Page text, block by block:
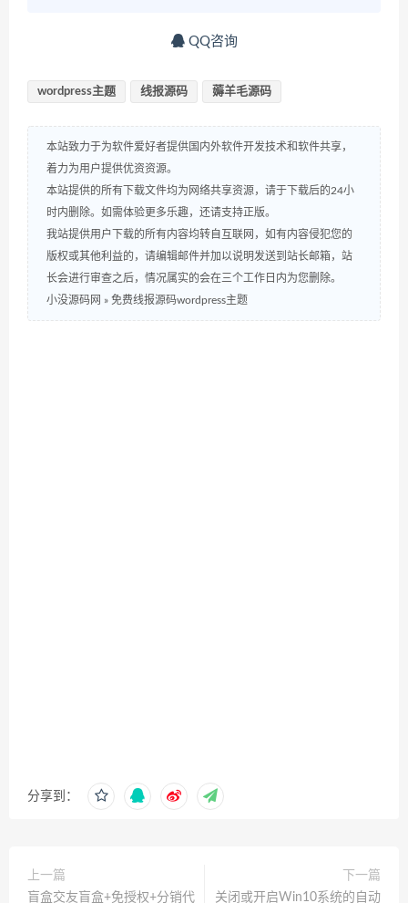
QQ咨询
wordpress主题 线报源码 薅羊毛源码
本站致力于为软件爱好者提供国内外软件开发技术和软件共享，
着力为用户提供优资资源。
本站提供的所有下载文件均为网络共享资源，请于下载后的24小
时内删除。如需体验更多乐趣，还请支持正版。
我站提供用户下载的所有内容均转自互联网，如有内容侵犯您的
版权或其他利益的，请编辑邮件并加以说明发送到站长邮箱，站
长会进行审查之后，情况属实的会在三个工作日内为您删除。
小没源码网 » 免费线报源码wordpress主题
分享到：
上一篇
盲盒交友盲盒+免授权+分销代
下一篇
关闭或开启Win10系统的自动